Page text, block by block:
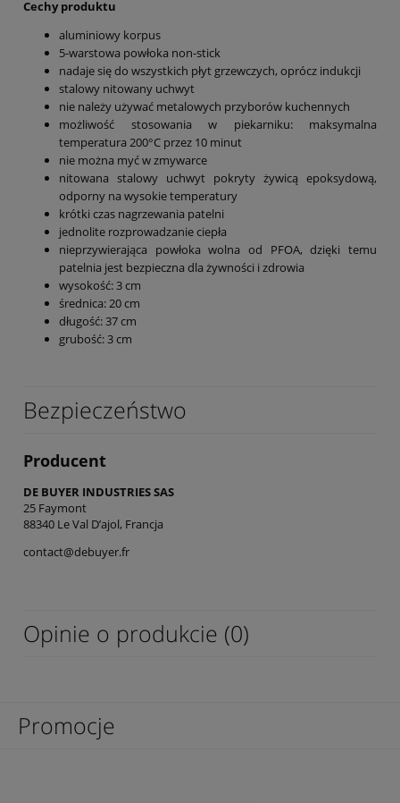
Cechy produktu
aluminiowy korpus
5-warstowa powłoka non-stick
nadaje się do wszystkich płyt grzewczych, oprócz indukcji
stalowy nitowany uchwyt
nie należy używać metalowych przyborów kuchennych
możliwość stosowania w piekarniku: maksymalna
temperatura 200°C przez 10 minut
nie można myć w zmywarce
nitowana stalowy uchwyt pokryty żywicą epoksydową,
odporny na wysokie temperatury
krótki czas nagrzewania patelni
jednolite rozprowadzanie ciepła
nieprzywierająca powłoka wolna od PFOA, dzięki temu
patelnia jest bezpieczna dla żywności i zdrowia
wysokość: 3 cm
średnica: 20 cm
długość: 37 cm
grubość: 3 cm
Bezpieczeństwo
Producent
DE BUYER INDUSTRIES SAS
25 Faymont
88340 Le Val D’ajol, Francja
contact@debuyer.fr
Opinie o produkcie (0)
Promocje